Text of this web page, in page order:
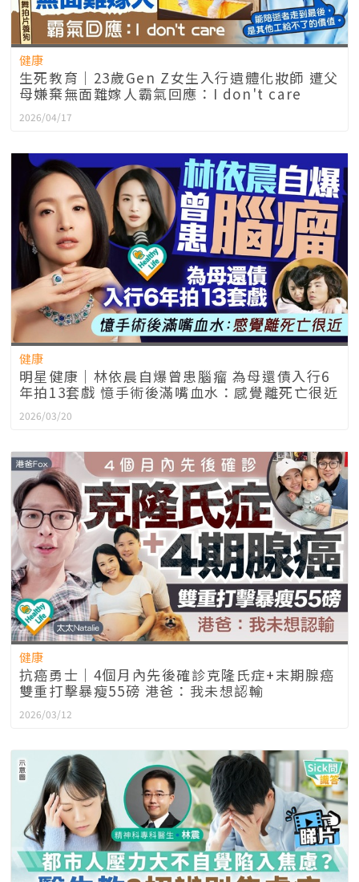
健康
生死教育｜23歲Gen Z女生入行遺體化妝師 遭父
母嫌棄無面難嫁人霸氣回應：I don't care
2026/04/17
健康
明星健康｜林依晨自爆曾患腦瘤 為母還債入行6
年拍13套戲 憶手術後滿嘴血水：感覺離死亡很近
2026/03/20
健康
抗癌勇士｜4個月內先後確診克隆氏症+末期腺癌
雙重打擊暴瘦55磅 港爸：我未想認輸
2026/03/12